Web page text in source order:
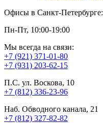
Офисы в Санкт-Петербурге:
Пн-Пт, 10:00-19:00
Мы всегда на связи:
+7 (921) 371-01-80
+7 (931) 203-62-15
П.С. ул. Воскова, 10
+7 (812) 336-23-96
Наб. Обводного канала, 21
+7 (812) 327-82-82